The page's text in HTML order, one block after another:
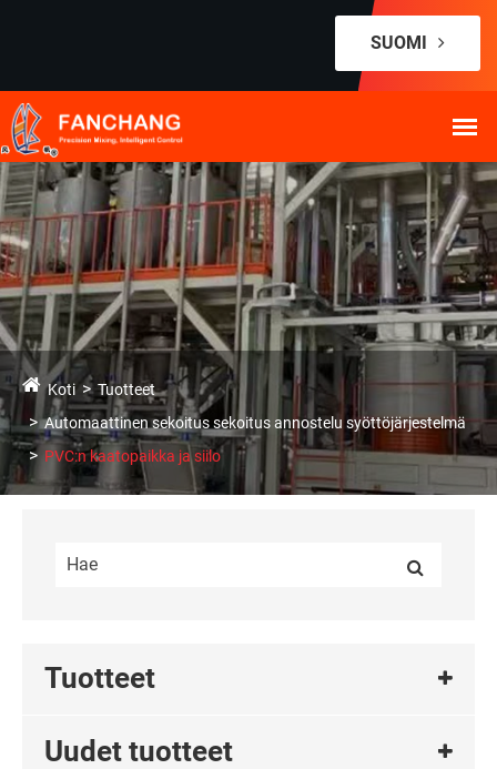
SUOMI
Koti
Tuotteet
Automaattinen sekoitus sekoitus annostelu syöttöjärjestelmä
PVC:n kaatopaikka ja siilo
Tuotteet
Uudet tuotteet